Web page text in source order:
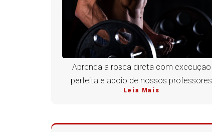
Aprenda a rosca direta com execução
perfeita e apoio de nossos professores
Leia Mais